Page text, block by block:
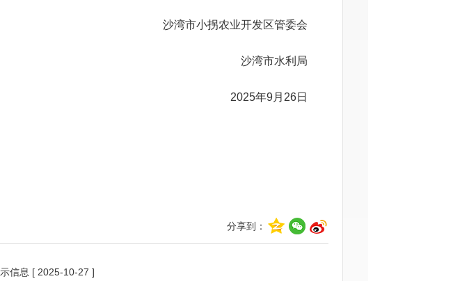
沙湾市小拐农业开发区管委会
沙湾市水利局
2025年9月26日
分享到：
信息 [ 2025-10-27 ]